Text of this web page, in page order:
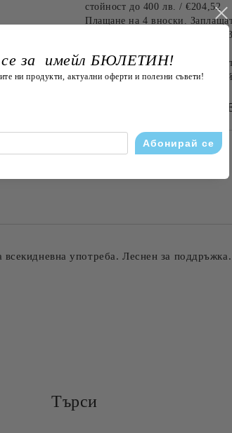
стойност до 400 лв. / €204,52
Плащане на 4 вноски.
Останалата сума се разделя
Плащане на 6 вноски.
оскъпяване. За покупки на
БЪРЗА ПОРЪЧКА
САМО ПОПЪЛНЕТЕ 4 ПОЛЕТА
употреба. Леснен за поддръжка.
Търси
се за имейл БЮЛЕТИН!
ни продукти, актуални оферти и полезни съвети!